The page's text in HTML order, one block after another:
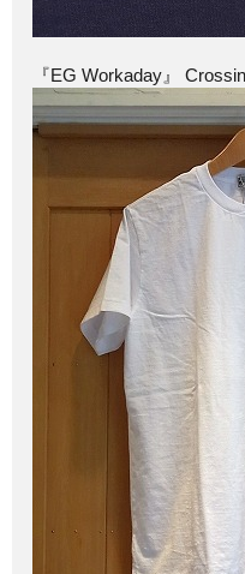
『EG Workaday』